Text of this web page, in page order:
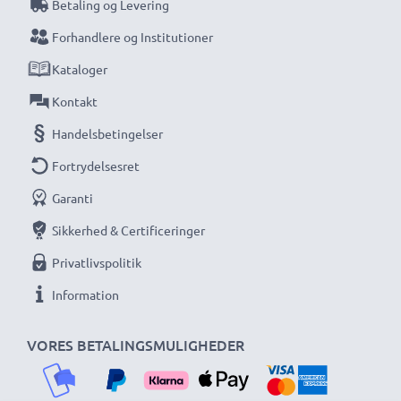
VORES BETALINGSMULIGHEDER
Betaling og Levering
Forhandlere og Institutioner
Kataloger
Kontakt
Handelsbetingelser
Fortrydelsesret
Garanti
Sikkerhed & Certificeringer
Privatlivspolitik
Information